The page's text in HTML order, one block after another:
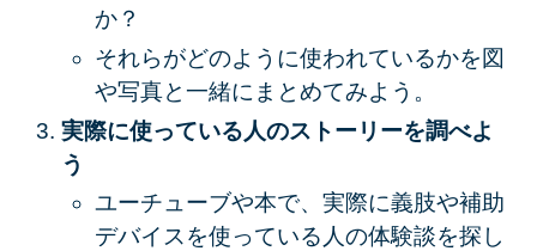
か？
それらがどのように使われているかを図
や写真と一緒にまとめてみよう。
実際に使っている人のストーリーを調べよ
う
ユーチューブや本で、実際に義肢や補助
デバイスを使っている人の体験談を探し